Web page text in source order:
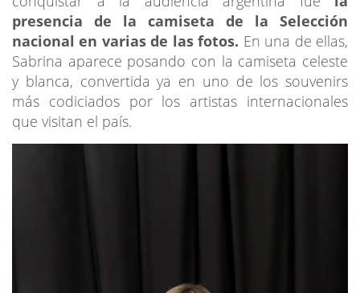
presencia de la camiseta de la Selección
nacional en varias de las fotos. En una de ellas,
Sabrina aparece posando con la camiseta celeste
y blanca, convertida ya en uno de los souvenirs
más codiciados por los artistas internacionales
que visitan el país.